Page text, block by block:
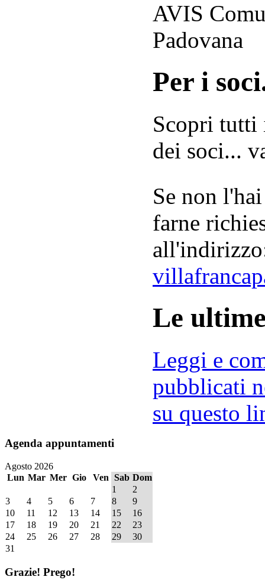
AVIS
Padovana
Per i
Scopri tutti
dei soci...
Se non
farne
Le
Leggi e
pubblicati
su questo
Agenda appuntamenti
Agosto 2026
Lun Mar Mer Gio Ven Sab Dom
1
2
3
4 5 6 7 8
9
10
11 12 13 14 15
16
17
18 19 20 21 22
23
24
25 26 27 28 29
30
31
Grazie! Prego!